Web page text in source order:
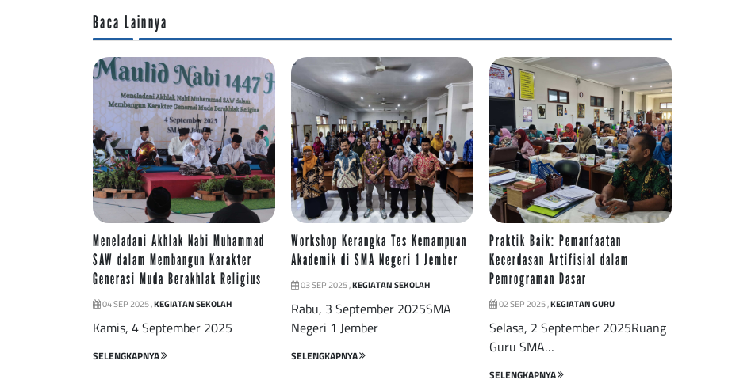
Baca Lainnya
Meneladani Akhlak Nabi Muhammad
SAW dalam Membangun Karakter
Generasi Muda Berakhlak Religius
04 SEP 2025 ,KEGIATAN SEKOLAH
Kamis, 4 September 2025
SELENGKAPNYA
Workshop Kerangka Tes Kemampuan
Akademik di SMA Negeri 1 Jember
03 SEP 2025 ,KEGIATAN SEKOLAH
Rabu, 3 September 2025SMA
Negeri 1 Jember
SELENGKAPNYA
Praktik Baik: Pemanfaatan
Kecerdasan Artifisial dalam
Pemrograman Dasar
02 SEP 2025 ,KEGIATAN GURU
Selasa, 2 September 2025Ruang
Guru SMA…
SELENGKAPNYA